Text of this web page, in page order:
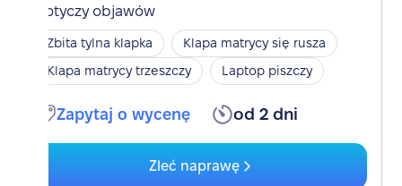
Dotyczy objawów
Zbita tylna klapka
Klapa matrycy się rusza
Klapa matrycy trzeszczy
Laptop piszczy
Zapytaj o wycenę od 2 dni
Zleć naprawę